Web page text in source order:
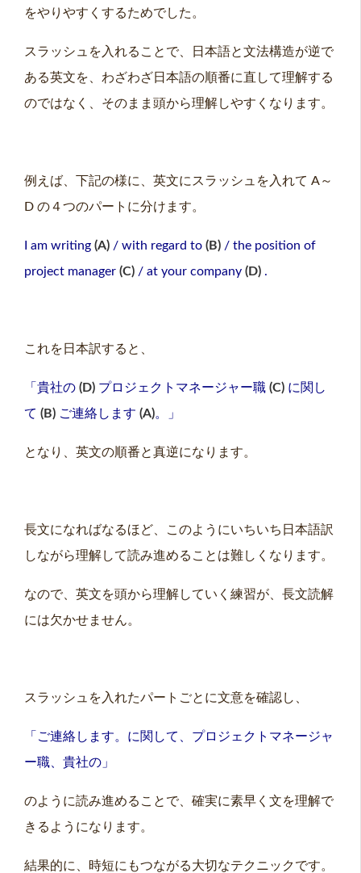
をやりやすくするためでした。
スラッシュを入れることで、日本語と文法構造が逆で
ある英文を、わざわざ日本語の順番に直して理解する
のではなく、そのまま頭から理解しやすくなります。
例えば、下記の様に、英文にスラッシュを入れて A～
D の４つのパートに分けます。
I am writing (A) / with regard to (B) / the position of
project manager (C) / at your company (D) .
これを日本訳すると、
「貴社の (D) プロジェクトマネージャー職 (C) に関し
て (B) ご連絡します (A)。」
となり、英文の順番と真逆になります。
長文になればなるほど、このようにいちいち日本語訳
しながら理解して読み進めることは難しくなります。
なので、英文を頭から理解していく練習が、長文読解
には欠かせません。
スラッシュを入れたパートごとに文意を確認し、
「ご連絡します。に関して、プロジェクトマネージャ
ー職、貴社の」
のように読み進めることで、確実に素早く文を理解で
きるようになります。
結果的に、時短にもつながる大切なテクニックです。